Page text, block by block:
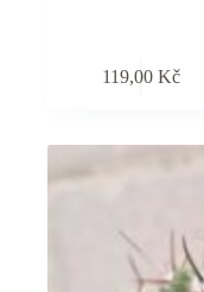
119,00 Kč